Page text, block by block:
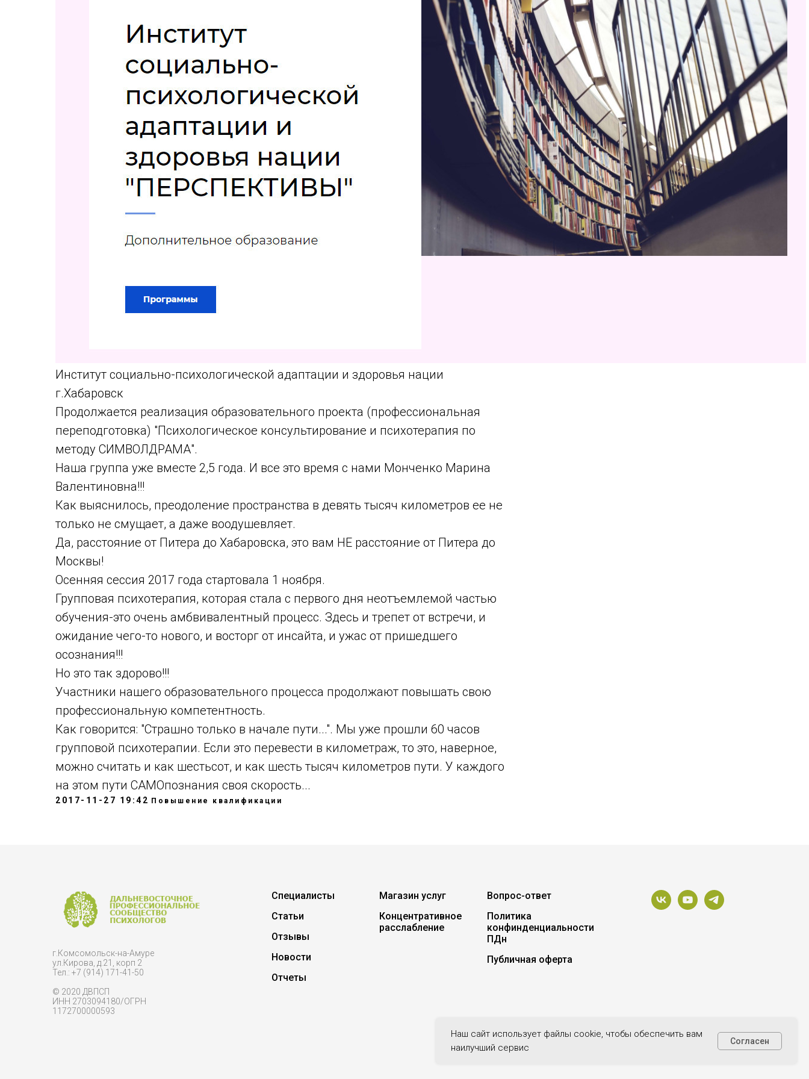
Институт социально-психологической адаптации и здоровья нации
г.Хабаровск
Продолжается реализация образовательного проекта (профессиональная
переподготовка) "Психологическое консультирование и психотерапия по
методу СИМВОЛДРАМА".
Наша группа уже вместе 2,5 года. И все это время с нами Монченко Марина
Валентиновна!!!
Как выяснилось, преодоление пространства в девять тысяч километров ее не
только не смущает, а даже воодушевляет.
Да, расстояние от Питера до Хабаровска, это вам НЕ расстояние от Питера до
Москвы!
Осенняя сессия 2017 года стартовала 1 ноября.
Групповая психотерапия, которая стала с первого дня неотъемлемой частью
обучения-это очень амбвивалентный процесс. Здесь и трепет от встречи, и
ожидание чего-то нового, и восторг от инсайта, и ужас от пришедшего
осознания!!!
Но это так здорово!!!
Участники нашего образовательного процесса продолжают повышать свою
профессиональную компетентность.
Как говорится: "Страшно только в начале пути...". Мы уже прошли 60 часов
групповой психотерапии. Если это перевести в километраж, то это, наверное,
можно считать и как шестьсот, и как шесть тысяч километров пути. У каждого
на этом пути САМОпознания своя скорость...
2017-11-27 19:42 Повышение квалификации
г.Комсомольск-на-Амуре
ул.Кирова, д.21, корп 2
Тел.: +7 (914) 171-41-50
© 2020 ДВПСП
ИНН 2703094180/ОГРН
1172700000593
Специалисты
Статьи
Отзывы
Новости
Отчеты
Магазин услуг
Концентративное
расслабление
Вопрос-ответ
Политика
конфинденциальности
ПДн
Публичная оферта
Наш сайт использует файлы cookie, чтобы обеспечить вам
наилучший сервис
Согласен